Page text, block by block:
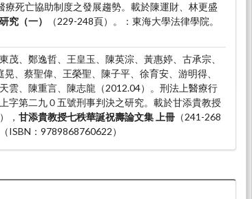
死亡協助制度之發展趨勢。載於陳運財、林更盛
究（一）
（229-248頁）。：東海大學法律學院。
茂、鄭逸哲、王皇玉、陳英淙、黃惠婷、古承宗、
、蔡聖偉、王榮聖、陳子平、徐育安、游明得、
雲、陳重言、陳志龍（2012.04）。刑法上醫療行
字第二九０五號刑事判決之研究。載於甘添貴教授
， 甘添貴教授七秩華誕祝壽論文集 上冊 （241-268
ISBN：9789868760622）